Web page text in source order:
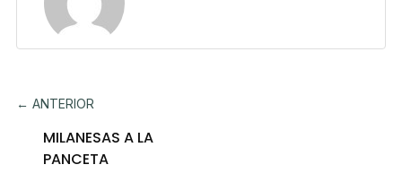
← ANTERIOR
MILANESAS A LA
PANCETA